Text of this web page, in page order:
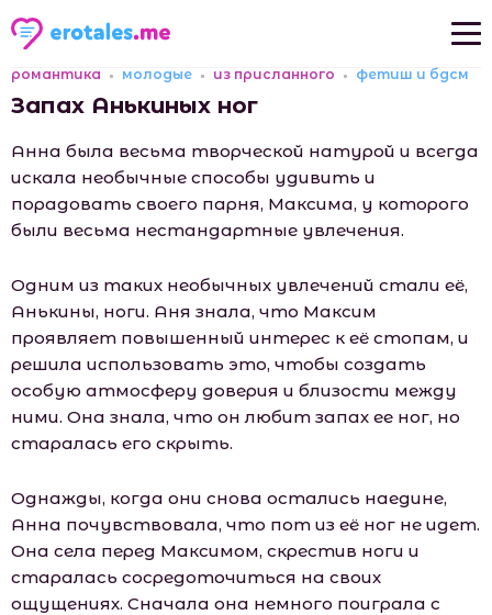
Новые рассказы
романтика молодые из присланного фетиш и бдсм
Запах Анькиных ног
Анна была весьма творческой натурой и всегда
искала необычные способы удивить и
порадовать своего парня, Максима, у которого
были весьма нестандартные увлечения.
Одним из таких необычных увлечений стали её,
Анькины, ноги. Аня знала, что Максим
проявляет повышенный интерес к её стопам, и
решила использовать это, чтобы создать
особую атмосферу доверия и близости между
ними. Она знала, что он любит запах ее ног, но
старалась его скрыть.
Однажды, когда они снова остались наедине,
Анна почувствовала, что пот из её ног не идет.
Она села перед Максимом, скрестив ноги и
старалась сосредоточиться на своих
ощущениях. Сначала она немного поиграла с